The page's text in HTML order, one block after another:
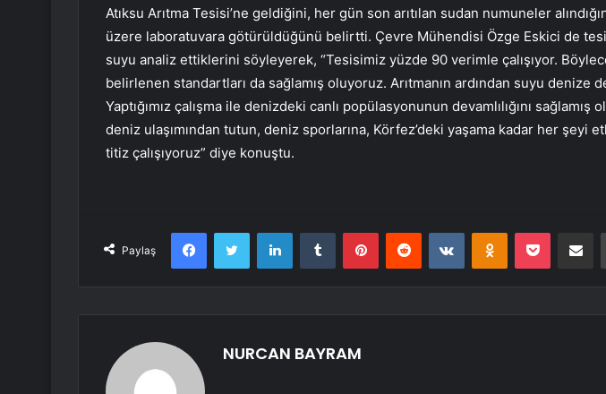
Atıksu Arıtma Tesisi’ne geldiğini, her gün son arıtılan sudan numuneler
üzere laboratuvara götürüldüğünü belirtti. Çevre Mühendisi Özge Eskici de
suyu analiz ettiklerini söyleyerek, “Tesisimiz yüzde 90 verimle çalışıyor.
belirlenen standartları da sağlamış oluyoruz. Arıtmanın ardından suyu denize
Yaptığımız çalışma ile denizdeki canlı popülasyonunun devamlılığını
deniz ulaşımından tutun, deniz sporlarına, Körfez’deki yaşama kadar her şeyi
titiz çalışıyoruz” diye konuştu.
Paylaş
FacebookTwitter LinkedInTumblr PinterestReddit VKontakteOdnoklassniki
Pocket E-
NURCAN BAYRAM